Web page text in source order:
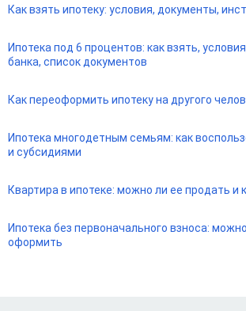
Как взять ипотеку: условия, документы,
Ипотека под 6 процентов: как взять,
банка, список документов
Как переоформить ипотеку на другого
Ипотека многодетным семьям: как
и субсидиями
Квартира в ипотеке: можно ли ее продать и
Ипотека без первоначального взноса:
оформить